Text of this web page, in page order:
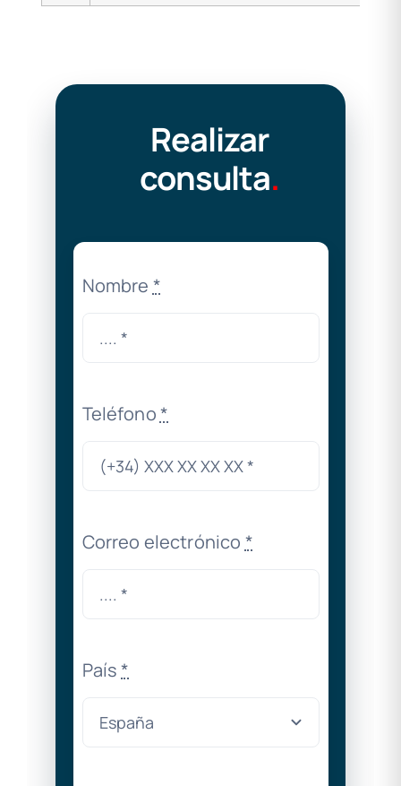
Realizar
consulta.
Nombre *
Teléfono*
Correo electrónico *
País*